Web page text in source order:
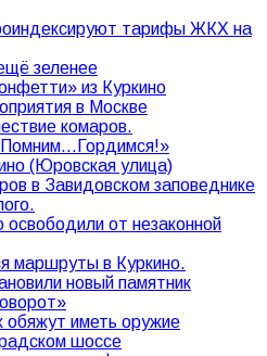
тарифы ЖКХ на
зеленее
из Куркино
в Москве
комаров.
(Юровская улица)
в Завидовском заповеднике
от незаконной
маршруты в Куркино.
новый памятник
обяжут иметь оружие
шоссе